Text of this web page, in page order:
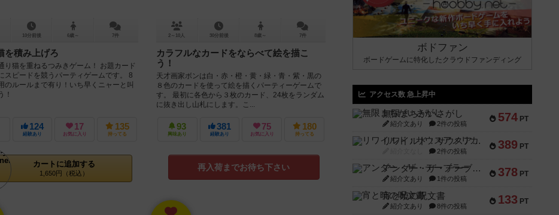
10分前後 6歳～ 7件
を積み上げろ
り猫を重ねるつみきゲーム！ お題カード
スピードを競うパーティゲームです。 8
のルールまで有り！いち早くニャーと叫
！
124
経験あり
17
お気に入り
135
持ってる
カートに追加する
1,650円（税込）
2～10人 30分前後 8歳～ 7件
カラフルなカードをならべて絵を描こ
う！
天才画家ボンは白・赤・橙・黄・緑・青・紫・黒の
８色のカードを使って絵を描くパーティーゲームで
す。 最初に各色から３枚のカード、24枚をランダム
に抜き出し山札にします。こ...
93
興味あり
381
経験あり
75
お気に入り
180
持ってる
再入荷までお待ち下さい
ボドファン
ボードゲームに特化したクラウドファンディング
アクセス数 急上昇中
574 PT
無限まちがいさがし
紹介文あり 2件の投稿
389 PT
リワイルド：サウスアメリカ
2件の投稿
378 PT
アンダー・ザ・テーブラー
紹介文あり 1件の投稿
133 PT
宵と暁の呪文書
紹介文あり 8件の投稿